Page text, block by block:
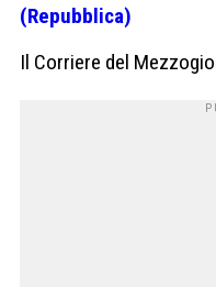
(Repubblica)
Il Corriere del